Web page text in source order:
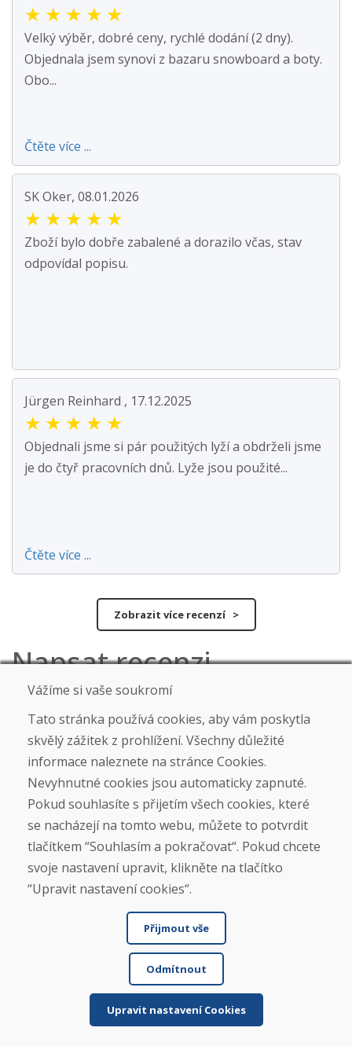
★ ★ ★ ★ ★
Velký výběr, dobré ceny, rychlé dodání (2 dny).
Objednala jsem synovi z bazaru snowboard a boty.
Obo...
Čtěte více ...
SK Oker, 08.01.2026
★ ★ ★ ★ ★
Zboží bylo dobře zabalené a dorazilo včas, stav
odpovídal popisu.
Jürgen Reinhard , 17.12.2025
★ ★ ★ ★ ★
Objednali jsme si pár použitých lyží a obdrželi jsme
je do čtyř pracovních dnů. Lyže jsou použité...
Čtěte více ...
Zobrazit více recenzí >
Napsat recenzi
★★★★★
Jméno a příjmení
E-mail
Vážíme si vaše soukromí
Tato stránka používá cookies, aby vám poskytla
skvělý zážitek z prohlížení. Všechny důležité
informace naleznete na stránce Cookies.
Nevyhnutné cookies jsou automaticky zapnuté.
Pokud souhlasíte s přijetím všech cookies, které
se nacházejí na tomto webu, můžete to potvrdit
tlačítkem “Souhlasím a pokračovat“. Pokud chcete
svoje nastavení upravit, klikněte na tlačítko
“Upravit nastavení cookies“.
Přijmout vše
Odmítnout
Upravit nastavení Cookies